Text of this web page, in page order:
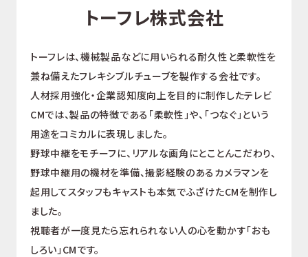
トーフレ株式会社
トーフレは、機械製品などに用いられる耐久性と柔軟性を
兼ね備えたフレキシブルチューブを製作する会社です。
人材採用強化・企業認知度向上を目的に制作したテレビ
CMでは、製品の特徴である「柔軟性」や、「つなぐ」という
用途をコミカルに表現しました。
野球中継をモチーフに、リアルな画角にとことんこだわり、
野球中継用の機材を準備、撮影経験のあるカメラマンを
起用してスタッフもキャストも本気でふざけたCMを制作し
ました。
視聴者が一度見たら忘れられない人の心を動かす「おも
しろい」CMです。